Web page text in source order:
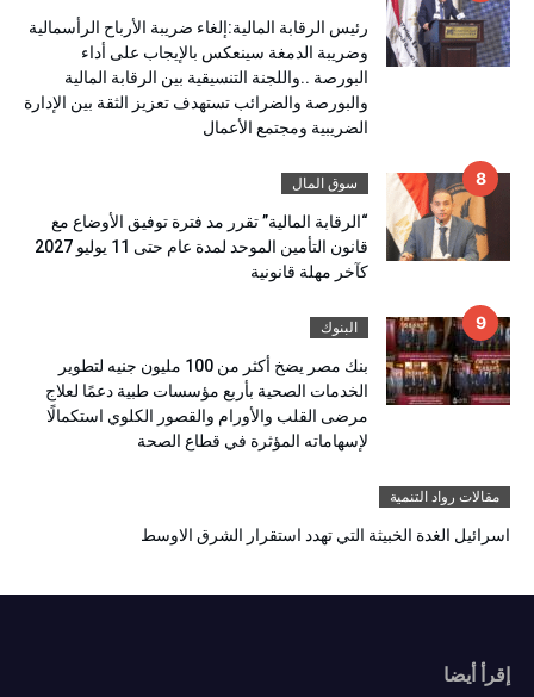
رئيس الرقابة المالية:إلغاء ضريبة الأرباح الرأسمالية
وضريبة الدمغة سينعكس بالإيجاب على أداء
البورصة ..واللجنة التنسيقية بين الرقابة المالية
والبورصة والضرائب تستهدف تعزيز الثقة بين الإدارة
الضريبية ومجتمع الأعمال
سوق المال
“الرقابة المالية” تقرر مد فترة توفيق الأوضاع مع
قانون التأمين الموحد لمدة عام حتى 11 يوليو 2027
كآخر مهلة قانونية
البنوك
بنك مصر يضخ أكثر من 100 مليون جنيه لتطوير
الخدمات الصحية بأربع مؤسسات طبية دعمًا لعلاج
مرضى القلب والأورام والقصور الكلوي استكمالًا
لإسهاماته المؤثرة في قطاع الصحة
مقالات رواد التنمية
اسرائيل الغدة الخبيثة التي تهدد استقرار الشرق الاوسط
إقرأ أيضا